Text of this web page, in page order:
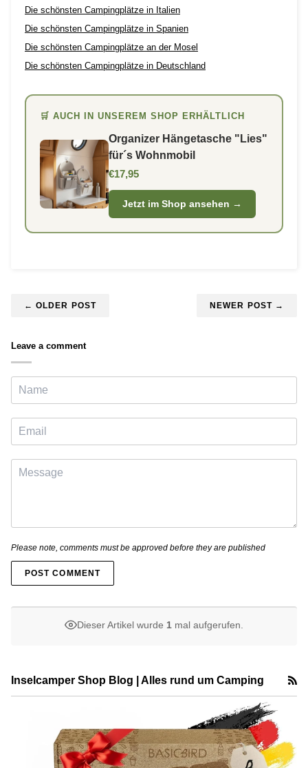
Die schönsten Campingplätze in Italien
Die schönsten Campingplätze in Spanien
Die schönsten Campingplätze an der Mosel
Die schönsten Campingplätze in Deutschland
🛒 AUCH IN UNSEREM SHOP ERHÄLTLICH
Organizer Hängetasche "Lies"
für´s Wohnmobil
€17,95
Jetzt im Shop ansehen →
← OLDER POST NEWER POST →
Leave a comment
Please note, comments must be approved before they are published
POST COMMENT
Dieser Artikel wurde 1 mal aufgerufen.
Inselcamper Shop Blog | Alles rund um Camping